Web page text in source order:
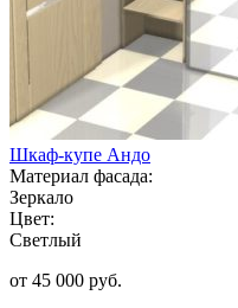
Шкаф-купе Андо
Материал фасада:
Зеркало
Цвет:
Светлый
от 45 000 руб.